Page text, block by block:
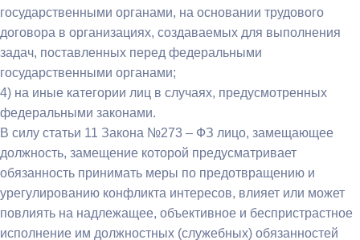
государственными органами, на основании трудового
договора в организациях, создаваемых для выполнения
задач, поставленных перед федеральными
государственными органами;
4) на иные категории лиц в случаях, предусмотренных
федеральными законами.
В силу статьи 11 Закона №273 – ФЗ лицо, замещающее
должность, замещение которой предусматривает
обязанность принимать меры по предотвращению и
урегулированию конфликта интересов, влияет или может
повлиять на надлежащее, объективное и беспристрастное
исполнение им должностных (служебных) обязанностей